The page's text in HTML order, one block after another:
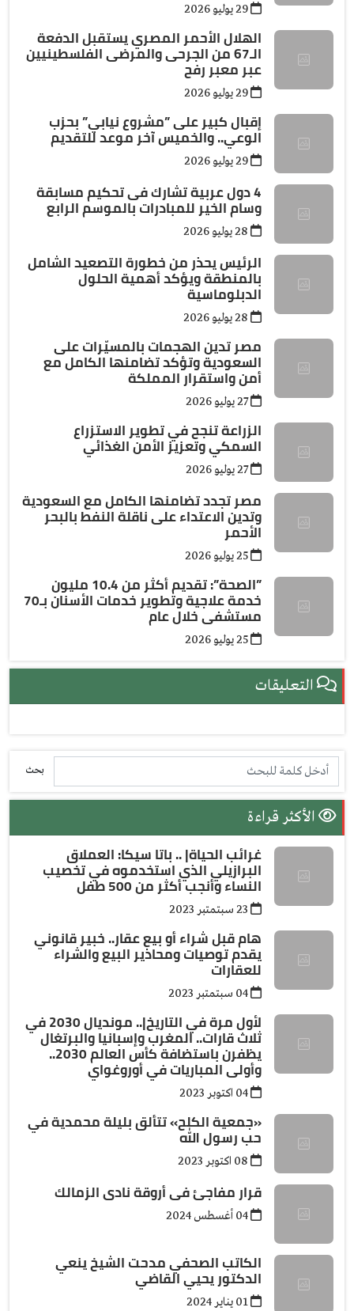
الهلال الأحمر المصري يستقبل الدفعة
الـ67 من الجرحى والمرضى الفلسطينيين
عبر معبر رفح
إقبال كبير على ”مشروع نيابي” بحزب
الوعي.. والخميس آخر موعد للتقديم
4 دول عربية تشارك فى تحكيم مسابقة
وسام الخير للمبادرات بالموسم الرابع
الرئيس يحذر من خطورة التصعيد الشامل
بالمنطقة ويؤكد أهمية الحلول
الدبلوماسية
مصر تدين الهجمات بالمسيّرات على
السعودية وتؤكد تضامنها الكامل مع
أمن واستقرار المملكة
27 يوليو 2026
الزراعة تنجح في تطوير الاستزراع
السمكي وتعزيز الأمن الغذائي
27 يوليو 2026
مصر تجدد تضامنها الكامل مع السعودية
وتدين الاعتداء على ناقلة النفط بالبحر
الأحمر
”الصحة”: تقديم أكثر من 10.4 مليون
خدمة علاجية وتطوير خدمات الأسنان بـ70
مستشفى خلال عام
التعليقات
بحث
الأكثر قراءة
غرائب الحياة| .. باتا سيكا: العملاق
البرازيلي الذي استخدموه في تخصيب
النساء وأنجب أكثر من 500 طفل
هام قبل شراء أو بيع عقار.. خبير قانوني
يقدم توصيات ومحاذير البيع والشراء
للعقارات
لأول مرة في التاريخ|.. مونديال 2030 في
ثلاث قارات.. المغرب وإسبانيا والبرتغال
يظفرن باستضافة كأس العالم 2030..
وأولى المباريات في أوروغواي
«جمعية الكلح» تتألق بليلة محمدية في
حب رسول الله
قرار مفاجئ فى أروقة نادى الزمالك
الكاتب الصحفي مدحت الشيخ ينعي
الدكتور يحيي القاضي